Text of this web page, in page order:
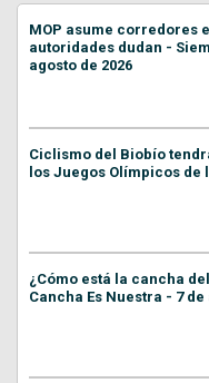
MOP asume corredores
autoridades dudan -
agosto de 2026
Ciclismo del Biobío
los Juegos Olímpicos de
¿Cómo está la cancha
Cancha Es Nuestra - 7 de